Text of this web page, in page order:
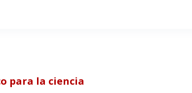
para la ciencia